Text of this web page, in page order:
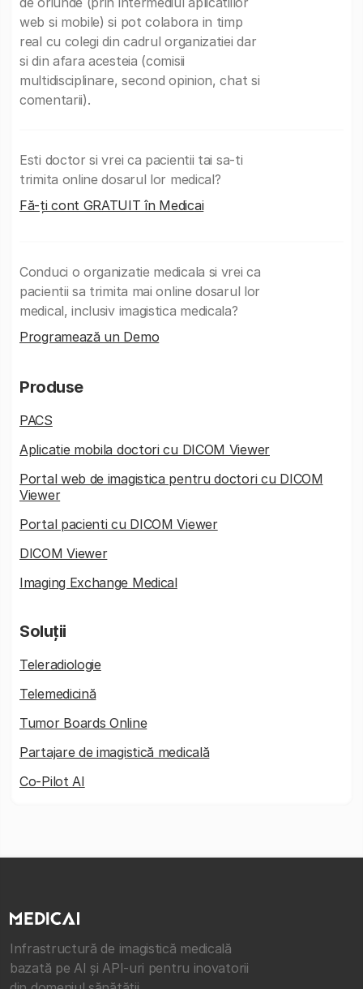
web si mobile) si pot colabora in timp
real cu colegi din cadrul organizatiei dar
si din afara acesteia (comisii
multidisciplinare, second opinion, chat si
comentarii).
Esti doctor si vrei ca pacientii tai sa-ti
trimita online dosarul lor medical?
Fă-ți cont GRATUIT în Medicai
Conduci o organizatie medicala si vrei ca
pacientii sa trimita mai online dosarul lor
medical, inclusiv imagistica medicala?
Programează un Demo
Produse
PACS
Aplicatie mobila doctori cu DICOM Viewer
Portal web de imagistica pentru doctori cu DICOM
Viewer
Portal pacienti cu DICOM Viewer
DICOM Viewer
Imaging Exchange Medical
Soluții
Teleradiologie
Telemedicină
Tumor Boards Online
Partajare de imagistică medicală
Co-Pilot AI
Infrastructură de imagistică medicală
bazată pe AI și API-uri pentru inovatorii